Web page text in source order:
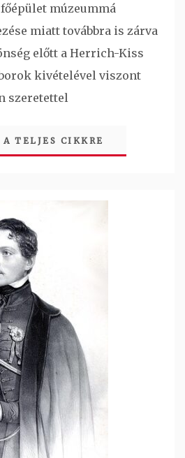
múzeummá
miatt továbbra is zárva
előtt a Herrich-Kiss
kivételével viszont
szeretettel
A TELJES CIKKRE